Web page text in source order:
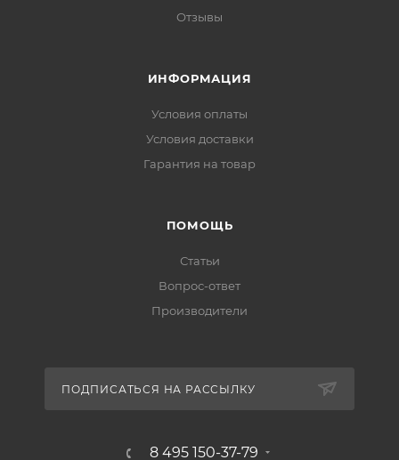
Отзывы
ИНФОРМАЦИЯ
Условия оплаты
Условия доставки
Гарантия на товар
ПОМОЩЬ
Статьи
Вопрос-ответ
Производители
ПОДПИСАТЬСЯ НА РАССЫЛКУ
8 495 150-37-79